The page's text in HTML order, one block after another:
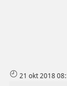
21 okt 2018